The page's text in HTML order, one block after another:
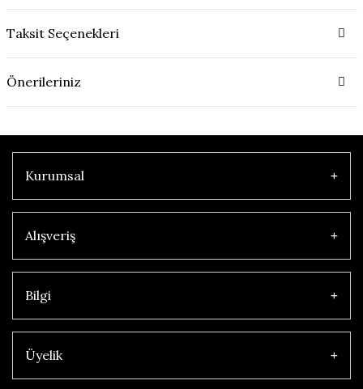
Taksit Seçenekleri
Önerileriniz
Kurumsal
Alışveriş
Bilgi
Üyelik